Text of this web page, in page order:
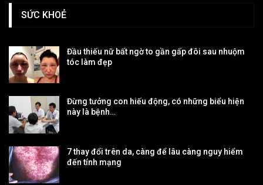
SỨC KHOẺ
Đầu thiếu nữ bất ngờ to gần gấp đôi sau nhuộm
tóc làm đẹp
Đừng tưởng con hiếu động, có những biểu hiện
này là bệnh…
7 thay đổi trên da, càng để lâu càng nguy hiểm
đến tính mạng